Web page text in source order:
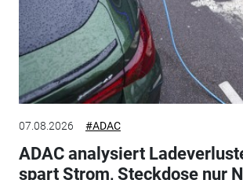
07.08.2026 #ADAC
ADAC analysiert
spart Strom, Steckdose nur